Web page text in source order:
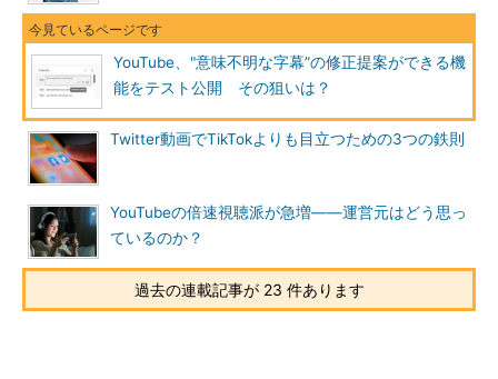
YouTube、"意味不明な字幕”の修正提案ができる機
能をテスト公開 その狙いは？
Twitter動画でTikTokよりも目立つための3つの鉄則
YouTubeの倍速視聴派が急増――運営元はどう思っ
ているのか？
過去の連載記事が 23 件あります